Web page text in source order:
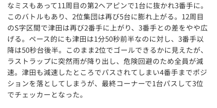
なミスもあって11周目の第2ヘアピンで1台に抜かれ3番手に。
このバトルもあり、2位集団は再び5台に膨れ上がる。12周目
のS字区間で津田は再び2番手に上がり、3番手との差をやや広
げる。ペース的にも津田は1分50秒前半なのに対し、3番手以
降は50秒台後半。このまま2位でゴールできるかに見えたが、
ラストラップに突然雨が降り出し、危険回避のため全員が減
速。津田も減速したところでパスされてしまい4番手までポジ
ションを落としてしまうが、最終コーナーで1台パスして3位
でチェッカーとなった。